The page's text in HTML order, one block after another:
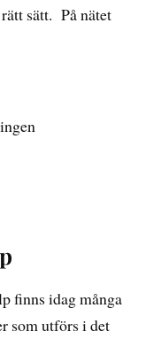
sätt. På nätet
finns idag många
som utförs i det